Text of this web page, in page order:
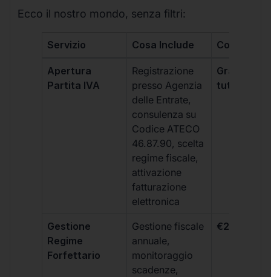
Ecco il nostro mondo, senza filtri:
Servizio Cosa Include Costo
Apertura
Partita IVA
Registrazione
presso Agenzia
delle Entrate,
consulenza su
Codice ATECO
46.87.90, scelta
regime fiscale,
attivazione
fatturazione
elettronica
Gratis,
tutti i piani
Gestione
Regime
Forfettario
Gestione fiscale
annuale,
monitoraggio
scadenze,
€264 +